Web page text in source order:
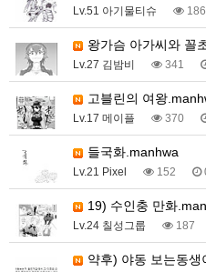
Lv.51 아기물티슈 186
왕가슴 아가씨와 꼴
Lv.27 김밤비 341
고블린의 여왕
Lv.17 메이플 370
들국화.manhwa
Lv.21 Pixel 152
19) 수인충 만화
Lv.24 칠성그룹 187
약후) 야동 보는동